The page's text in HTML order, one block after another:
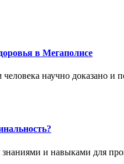
в Мегаполисе
научно доказано
и навыками для